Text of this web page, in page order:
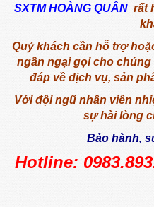
SXTM HOÀNG QUÂN rất
Quý khách cần hỗ trợ
ngần ngại gọi cho chúng
đáp về dịch vụ, sản
Với đội ngũ nhân viên
sự hài lòng
Bảo hành,
Hotline: